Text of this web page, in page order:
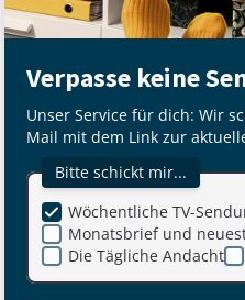
Verpasse keine
Unser Service für dich: Wir
Mail mit dem Link zur
Bitte schickt mir...
Monatsbrief und
Die Tägliche Andacht
Wöchentliche TV-